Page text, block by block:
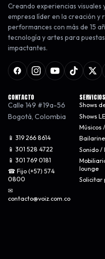
Creando experiencias visuales
empresa líder en la creación y
performances con más de 15
tecnología y artes para
impactantes.
CONTACTO
Calle 149 #19a-56
Bogotá, Colombia
📱 319 266 8614
📱 301 528 4722
📱 301 769 0181
☎ Fijo (+57) 574
0800
✉
contacto@voiz.com.co
SERVICIOS
Shows
Shows
Músicos
Sonido /
lounge
Solicitar